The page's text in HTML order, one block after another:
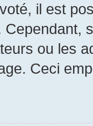
il est
Cependant,
ou les
Ceci